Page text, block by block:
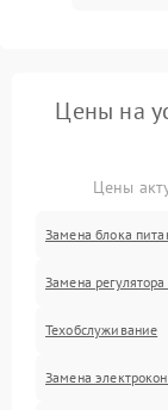
Цены на
Цены
Замена блока
Замена
Техобслуживание
Замена